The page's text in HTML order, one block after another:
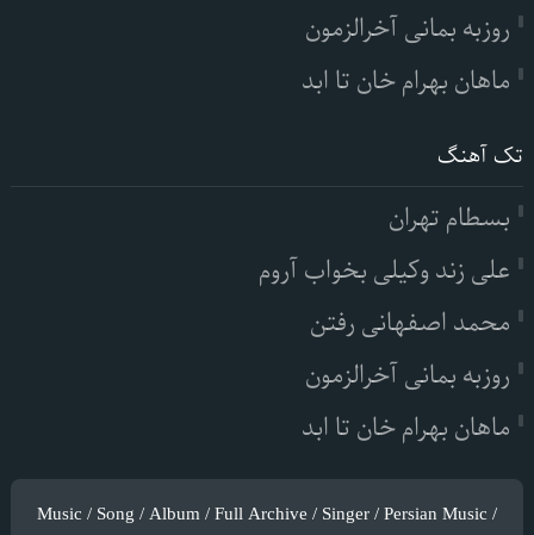
روزبه بمانی آخرالزمون
ماهان بهرام خان تا ابد
تک آهنگ
بسطام تهران
علی زند وکیلی بخواب آروم
محمد اصفهانی رفتن
روزبه بمانی آخرالزمون
ماهان بهرام خان تا ابد
Music / Song / Album / Full Archive / Singer / Persian Music /